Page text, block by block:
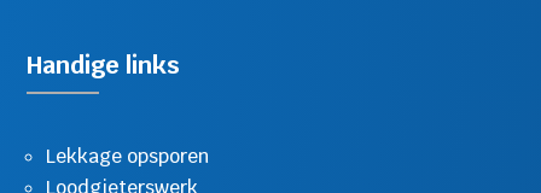
Handige links
Lekkage opsporen
Loodgieterswerk